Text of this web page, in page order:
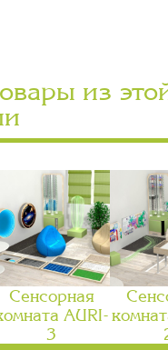
из
Сенсорная
AURI-
3